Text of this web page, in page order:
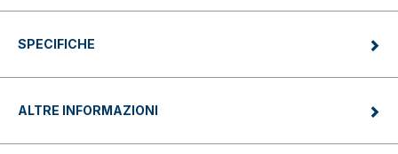
SPECIFICHE
ALTRE INFORMAZIONI